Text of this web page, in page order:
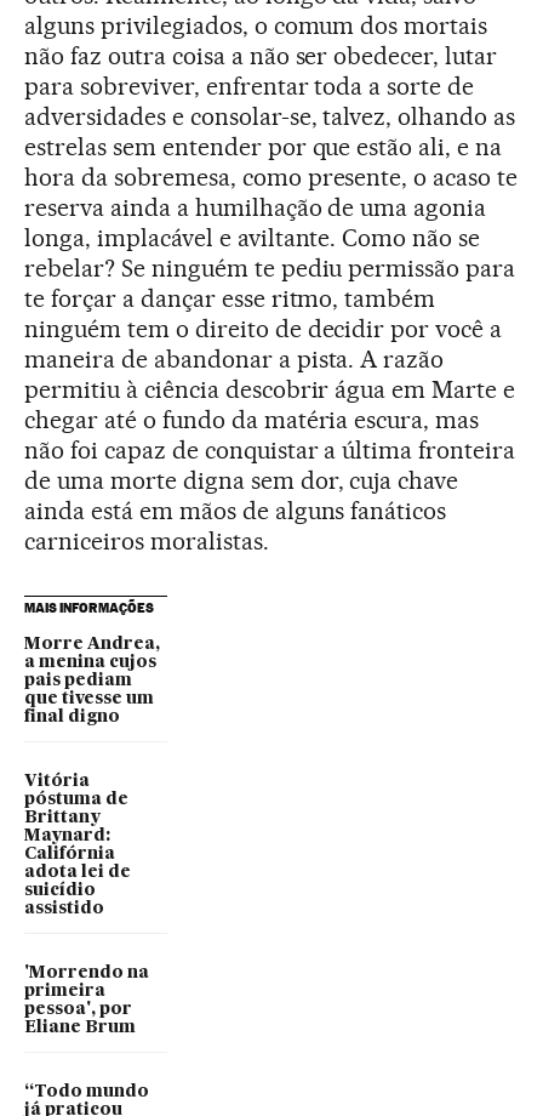
alguns privilegiados, o comum dos mortais
não faz outra coisa a não ser obedecer, lutar
para sobreviver, enfrentar toda a sorte de
adversidades e consolar-se, talvez, olhando as
estrelas sem entender por que estão ali, e na
hora da sobremesa, como presente, o acaso te
reserva ainda a humilhação de uma agonia
longa, implacável e aviltante. Como não se
rebelar? Se ninguém te pediu permissão para
te forçar a dançar esse ritmo, também
ninguém tem o direito de decidir por você a
maneira de abandonar a pista. A razão
permitiu à ciência descobrir água em Marte e
chegar até o fundo da matéria escura, mas
não foi capaz de conquistar a última fronteira
de uma morte digna sem dor, cuja chave
ainda está em mãos de alguns fanáticos
carniceiros moralistas.
MAIS INFORMAÇÕES
Morre Andrea,
a menina cujos
pais pediam
que tivesse um
final digno
Vitória
póstuma de
Brittany
Maynard:
Califórnia
adota lei de
suicídio
assistido
'Morrendo na
primeira
pessoa', por
Eliane Brum
“Todo mundo
já praticou